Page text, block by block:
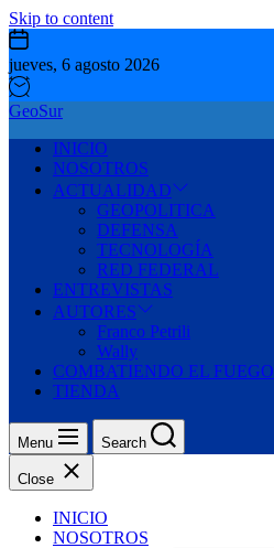
Skip to content
jueves, 6 agosto 2026
GeoSur
INICIO
NOSOTROS
ACTUALIDAD
GEOPOLITICA
DEFENSA
TECNOLOGÍA
RED FEDERAL
ENTREVISTAS
AUTORES
Franco Petrili
Wally
COMBATIENDO EL FUEGO
TIENDA
Menu Search
Close
INICIO
NOSOTROS